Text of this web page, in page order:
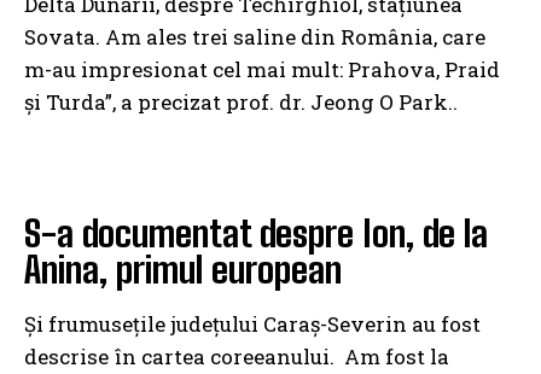
Sovata. Am ales trei saline din România, care
m-au impresionat cel mai mult: Prahova, Praid
şi Turda”, a precizat prof. dr. Jeong O Park..
S-a documentat despre Ion, de la
Anina, primul european
Şi frumuseţile judeţului Caraş-Severin au fost
descrise în cartea coreeanului. Am fost la